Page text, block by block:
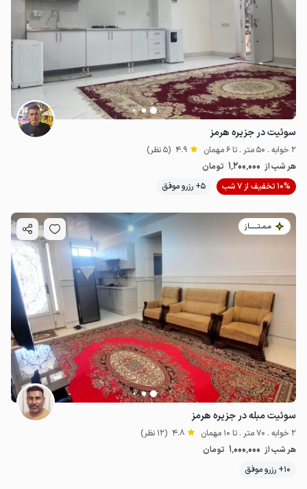
سوئیت در جزیره هرمز
2 خوابه . 50 متر . تا 6 مهمان 4.9 (5 نظر)
هر شب از 1٬200٬000 تومان
10% تخفیف از 7 شب
5+ رزرو موفق
مـمـتــــــاز
سوئیت مبله در جزیره هرمز
2 خوابه . 70 متر . تا 10 مهمان 4.8 (12 نظر)
هر شب از 1٬000٬000 تومان
10+ رزرو موفق